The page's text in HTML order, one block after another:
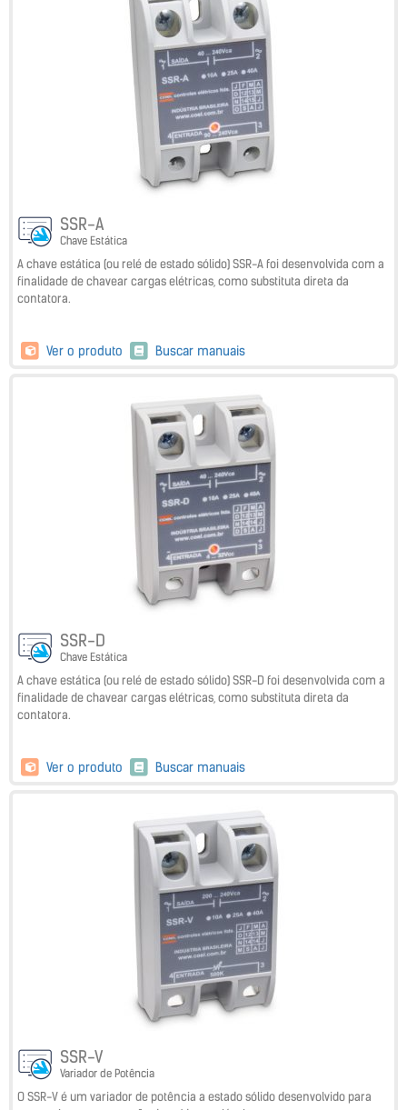
SSR-A
Chave Estática
A chave estática (ou relé de estado sólido) SSR-A foi desenvolvida com a
finalidade de chavear cargas elétricas, como substituta direta da
contatora.
Ver o produto Buscar manuais
SSR-D
Chave Estática
A chave estática (ou relé de estado sólido) SSR-D foi desenvolvida com a
finalidade de chavear cargas elétricas, como substituta direta da
contatora.
Ver o produto Buscar manuais
SSR-V
Variador de Potência
O SSR-V é um variador de potência a estado sólido desenvolvido para